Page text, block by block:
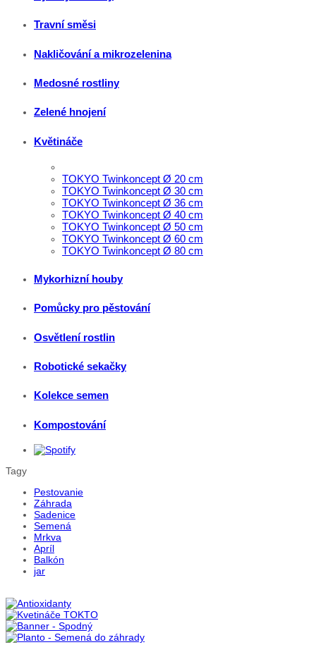
Travní směsi
Nakličování a mikrozelenina
Medosné rostliny
Zelené hnojení
Květináče
TOKYO Twinkoncept Ø 20 cm
TOKYO Twinkoncept Ø 30 cm
TOKYO Twinkoncept Ø 36 cm
TOKYO Twinkoncept Ø 40 cm
TOKYO Twinkoncept Ø 50 cm
TOKYO Twinkoncept Ø 60 cm
TOKYO Twinkoncept Ø 80 cm
Mykorhizní houby
Pomůcky pro pěstování
Osvětlení rostlin
Robotické sekačky
Kolekce semen
Kompostování
Tagy
Pestovanie
Záhrada
Sadenice
Semená
Mrkva
Apríl
Balkón
jar